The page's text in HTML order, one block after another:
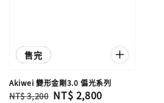
優惠
售完
Akiwei 變形金剛3.0 偏光系列
Regular
NT$ 3,200 Sale
NT$ 2,800